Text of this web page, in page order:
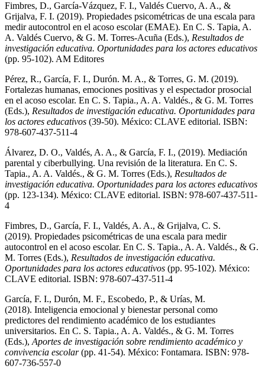
Fimbres, D., García-Vázquez, F. I., Valdés Cuervo, A. A., &
Grijalva, F. I. (2019). Propiedades psicométricas de una escala para
medir autocontrol en el acoso escolar (EMAE). En C. S. Tapia, A.
A. Valdés Cuervo, & G. M. Torres-Acuña (Eds.), Resultados de
investigación educativa. Oportunidades para los actores educativos
(pp. 95-102). AM Editores
Pérez, R., García, F. I., Durón. M. A., & Torres, G. M. (2019).
Fortalezas humanas, emociones positivas y el espectador prosocial
en el acoso escolar. En C. S. Tapia., A. A. Valdés., & G. M. Torres
(Eds.), Resultados de investigación educativa. Oportunidades para
los actores educativos (39-50). México: CLAVE editorial. ISBN:
978-607-437-511-4
Álvarez, D. O., Valdés, A. A., & García, F. I., (2019). Mediación
parental y ciberbullying. Una revisión de la literatura. En C. S.
Tapia., A. A. Valdés., & G. M. Torres (Eds.), Resultados de
investigación educativa. Oportunidades para los actores educativos
(pp. 123-134). México: CLAVE editorial. ISBN: 978-607-437-511-
4
Fimbres, D., García, F. I., Valdés, A. A., & Grijalva, C. S.
(2019). Propiedades psicométricas de una escala para medir
autocontrol en el acoso escolar. En C. S. Tapia., A. A. Valdés., & G.
M. Torres (Eds.), Resultados de investigación educativa.
Oportunidades para los actores educativos (pp. 95-102). México:
CLAVE editorial. ISBN: 978-607-437-511-4
García, F. I., Durón, M. F., Escobedo, P., & Urías, M.
(2018). Inteligencia emocional y bienestar personal como
predictores del rendimiento académico de los estudiantes
universitarios. En C. S. Tapia., A. A. Valdés., & G. M. Torres
(Eds.), Aportes de investigación sobre rendimiento académico y
convivencia escolar(pp. 41-54). México: Fontamara. ISBN: 978-
607-736-557-0